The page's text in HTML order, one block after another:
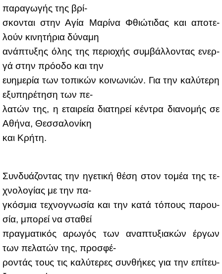
πα­ρα­γω­γής της βρί-
σκο­νται στην Αγία Μα­ρί­να Φθιώ­τι­δας και απο­τε­
λούν κι­νη­τή­ρια δύ­να­μη
ανά­πτυ­ξης όλης της πε­ριο­χής συμ­βάλ­λο­ντας ενερ­
γά στην πρό­ο­δο και την
ευ­η­με­ρία των το­πι­κών κοι­νω­νιών. Για την κα­λύ­τε­ρη
εξυ­πη­ρέ­τη­ση των πε-
λα­τών της, η εται­ρεία δια­τη­ρεί κέ­ντρα δια­νο­μής σε
Αθή­να, Θεσ­σα­λο­νί­κη
και Κρή­τη.
Συν­δυά­ζο­ντας την ηγε­τι­κή θέ­ση στον το­μέα της τε­
χνο­λο­γί­ας με την πα-
γκό­σμια τε­χνο­γνω­σία και την κα­τά τό­πους πα­ρου­
σία, μπο­ρεί να στα­θεί
πραγ­μα­τι­κός αρω­γός των ανα­πτυ­ξια­κών έρ­γων
των πε­λα­τών της, προ­σφέ-
ρο­ντάς τους τις κα­λύ­τε­ρες συν­θή­κες για την επί­τευ­